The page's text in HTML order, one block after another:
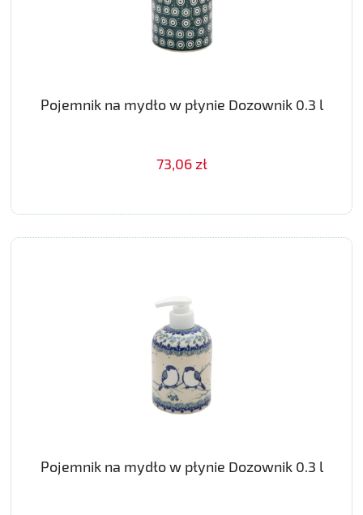
Pojemnik na mydło w płynie Dozownik 0.3 l
73,06 zł
Pojemnik na mydło w płynie Dozownik 0.3 l